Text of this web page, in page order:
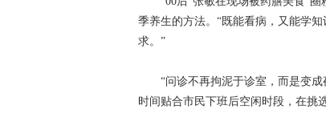
季养生的方法。“既能看病，又能学
求。”
“问诊不再拘泥于诊室，而是变成
时间贴合市民下班后空闲时段，在挑